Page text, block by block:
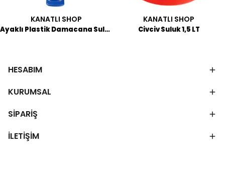
KANATLI SHOP
Ayaklı Plastik Damacana Suluk
KANATLI SHOP
Civciv Suluk 1,5 LT
HESABIM
KURUMSAL
SİPARİŞ
İLETİŞİM